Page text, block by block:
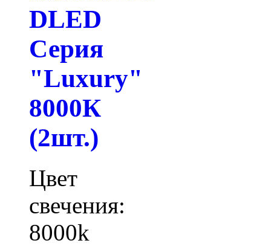
DLED
Серия
"Luxury"
8000К
(2шт.)
Цвет
свечения:
8000k